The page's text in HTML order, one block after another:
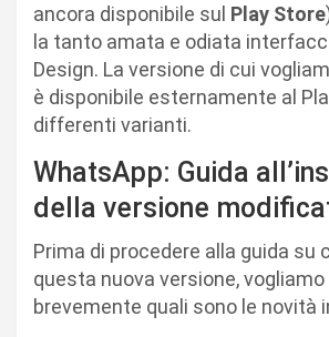
ancora disponibile sul Play Store
la tanto amata e odiata
Design. La versione di cui
è disponibile esternamente al
differenti varianti.
WhatsApp: Guida
della versione
Prima di procedere alla guida su
questa nuova versione,
brevemente quali sono le novità